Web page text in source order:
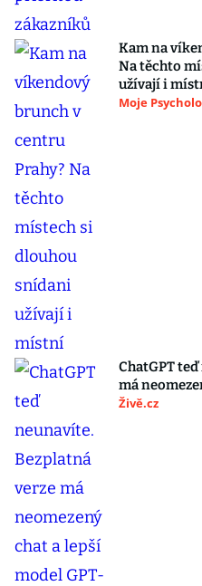
Kam na
Na těchto
užívají i
Moje
ChatGPT
má
Živě.cz